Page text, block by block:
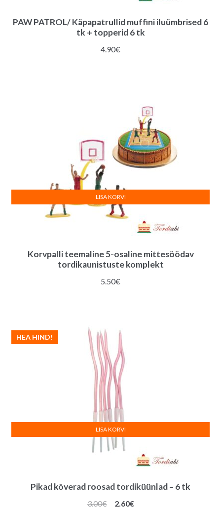
PAW PATROL/ Käpapatrullid muffini iluümbrised 6
tk + topperid 6 tk
4.90€
Korvpalli teemaline 5-osaline mittesöödav
tordikaunistuste komplekt
5.50€
LISA KORVI
Pikad kõverad roosad tordiküünlad – 6 tk
HEA HIND!
3.00€
Algne
2.60€Praegune
LISA KORVI